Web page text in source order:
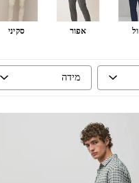
אפור סקיני
מידה